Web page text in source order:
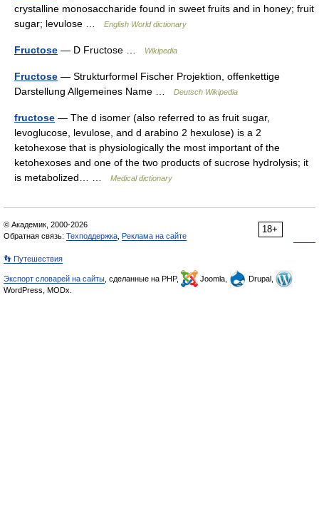
crystalline monosaccharide found in sweet fruits and in honey; fruit
sugar; levulose …
English World dictionary
Fructose — D Fructose … Wikipedia
Fructose — Strukturformel Fischer Projektion, offenkettige
Darstellung Allgemeines Name …
Deutsch Wikipedia
fructose — The d isomer (also referred to as fruit sugar,
levoglucose, levulose, and d arabino 2 hexulose) is a 2
ketohexose that is physiologically the most important of the
ketohexoses and one of the two products of sucrose hydrolysis; it
is metabolized… …
Medical dictionary
18+
© Академик, 2000-2026
Обратная связь: Техподдержка Реклама на сайте
👣 Путешествия
Экспорт словарей на сайты , сделанные на PHP, Joomla,
Drupal,
WordPress, MODx.